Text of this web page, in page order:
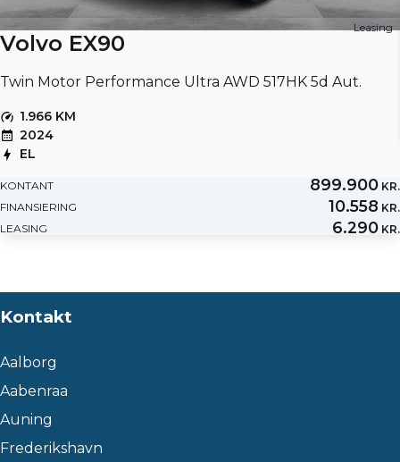
Leasing
Volvo EX90
Twin Motor Performance Ultra AWD 517HK 5d Aut.
1.966 KM
2024
EL
KONTANT 899.900 KR.
FINANSIERING
10.558 KR.
LEASING
6.290 KR.
Kontakt
Aalborg
Aabenraa
Auning
Frederikshavn